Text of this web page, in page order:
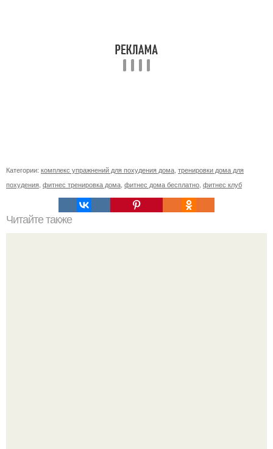
Категории: комплекс упражнений для похудения дома тренировки дома для
похудения фитнес тренировка дома фитнес дома бесплатно фитнес клуб
Читайте также